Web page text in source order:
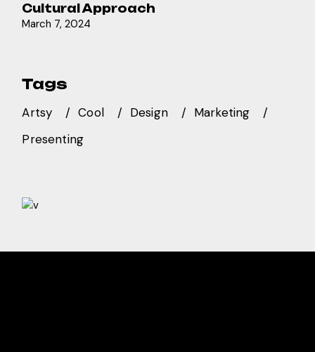
Cultural Approach
March 7, 2024
Tags
Artsy Cool Design
Marketing
Presenting